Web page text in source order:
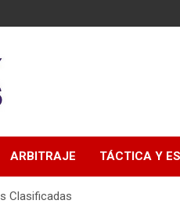
ARBITRAJE TÁCTICA Y
Clasificadas